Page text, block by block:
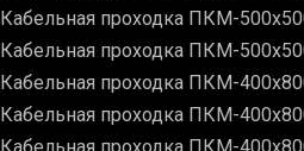
Кабельная проходка ПКМ-
Кабельная проходка ПКМ-
Кабельная проходка ПКМ-
Кабельная проходка ПКМ-